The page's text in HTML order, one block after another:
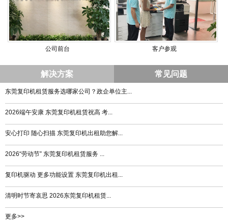
公司前台 客户参观
解决方案 常见问题
东莞复印机租赁服务选哪家公司？政企单位主...
2026端午安康 东莞复印机租赁祝高 考...
安心打印 随心扫描 东莞复印机出租助您解...
2026“劳动节” 东莞复印机租赁服务 ...
复印机驱动 更多功能设置 东莞复印机出租...
清明时节寄哀思 2026东莞复印机租赁...
更多>>